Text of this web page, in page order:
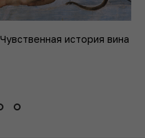
Чувственная история вина